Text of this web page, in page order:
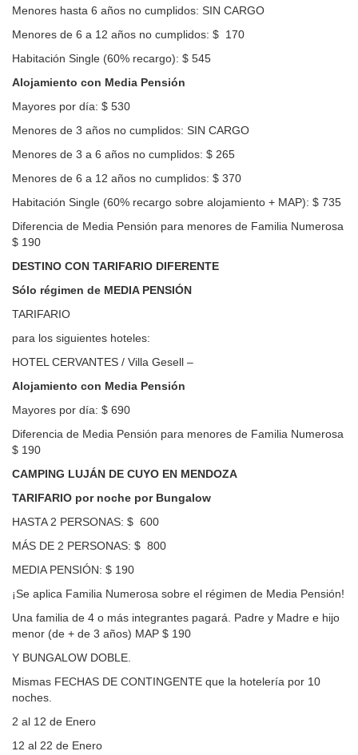
Menores hasta 6 años no cumplidos: SIN CARGO
Menores de 6 a 12 años no cumplidos: $ 170
Habitación Single (60% recargo): $ 545
Alojamiento con Media Pensión
Mayores por día: $ 530
Menores de 3 años no cumplidos: SIN CARGO
Menores de 3 a 6 años no cumplidos: $ 265
Menores de 6 a 12 años no cumplidos: $ 370
Habitación Single (60% recargo sobre alojamiento + MAP): $ 735
Diferencia de Media Pensión para menores de Familia Numerosa
$ 190
DESTINO CON TARIFARIO DIFERENTE
Sólo régimen de MEDIA PENSIÓN
TARIFARIO
para los siguientes hoteles:
HOTEL CERVANTES / Villa Gesell –
Alojamiento con Media Pensión
Mayores por día: $ 690
Diferencia de Media Pensión para menores de Familia Numerosa
$ 190
CAMPING LUJÁN DE CUYO EN MENDOZA
TARIFARIO por noche por Bungalow
HASTA 2 PERSONAS: $ 600
MÁS DE 2 PERSONAS: $ 800
MEDIA PENSIÓN: $ 190
¡Se aplica Familia Numerosa sobre el régimen de Media Pensión!
Una familia de 4 o más integrantes pagará. Padre y Madre e hijo
menor (de + de 3 años) MAP $ 190
Y BUNGALOW DOBLE.
Mismas FECHAS DE CONTINGENTE que la hotelería por 10
noches.
2 al 12 de Enero
12 al 22 de Enero